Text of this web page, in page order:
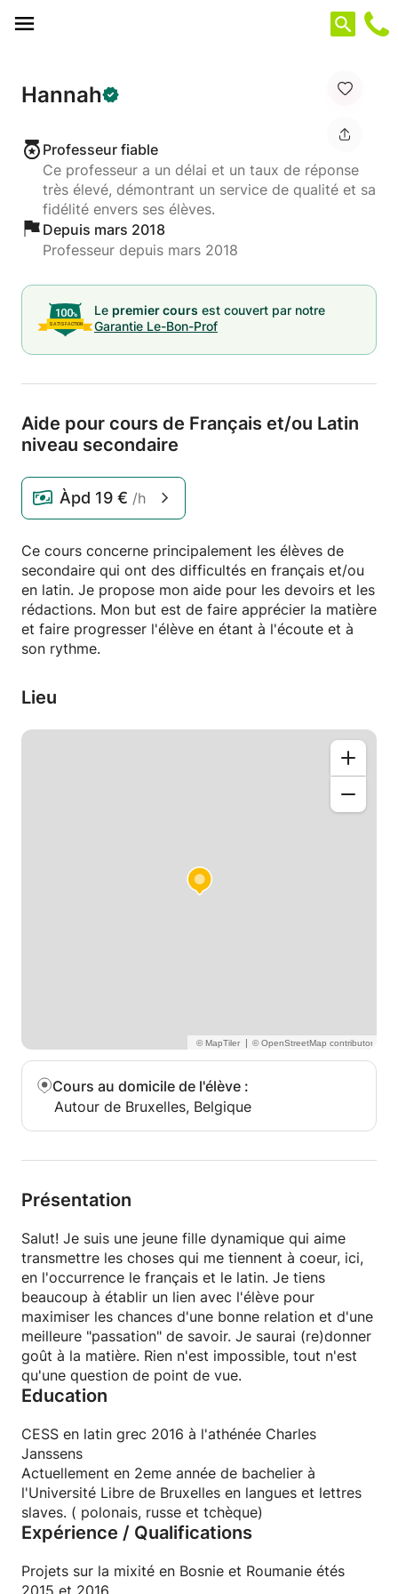
Hannah
Professeur fiable
Ce professeur a un délai et un taux de réponse
très élevé, démontrant un service de qualité et sa
fidélité envers ses élèves.
Depuis mars 2018
Professeur depuis mars 2018
Le premier cours est couvert par notre
Garantie Le-Bon-Prof
Aide pour cours de Français et/ou Latin
niveau secondaire
Àpd 19 € /h
Ce cours concerne principalement les élèves de
secondaire qui ont des difficultés en français et/ou
en latin. Je propose mon aide pour les devoirs et les
rédactions. Mon but est de faire apprécier la matière
et faire progresser l'élève en étant à l'écoute et à
son rythme.
Lieu
|
Cours au domicile de l'élève :
Autour de Bruxelles, Belgique
Présentation
Salut! Je suis une jeune fille dynamique qui aime
transmettre les choses qui me tiennent à coeur, ici,
en l'occurrence le français et le latin. Je tiens
beaucoup à établir un lien avec l'élève pour
maximiser les chances d'une bonne relation et d'une
meilleure "passation" de savoir. Je saurai (re)donner
goût à la matière. Rien n'est impossible, tout n'est
qu'une question de point de vue.
Education
CESS en latin grec 2016 à l'athénée Charles
Janssens
Actuellement en 2eme année de bachelier à
l'Université Libre de Bruxelles en langues et lettres
slaves. ( polonais, russe et tchèque)
Expérience / Qualifications
Projets sur la mixité en Bosnie et Roumanie étés
2015 et 2016